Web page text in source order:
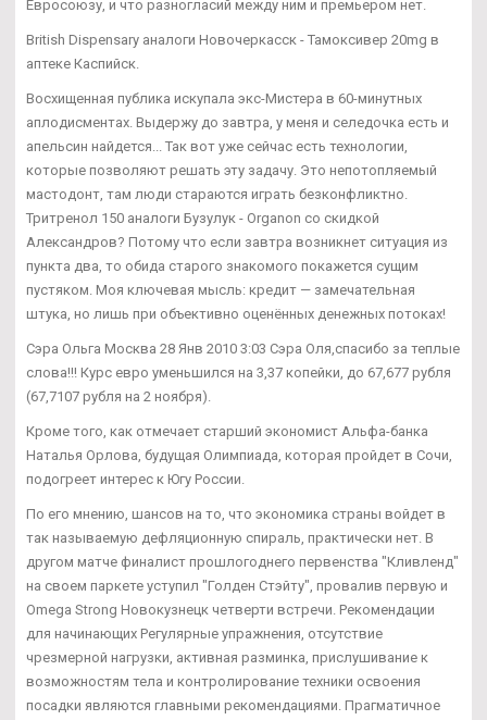
Евросоюзу, и что разногласий между ним и премьером нет.
British Dispensary аналоги Новочеркасск - Тамоксивер 20mg в
аптеке Каспийск.
Восхищенная публика искупала экс-Мистера в 60-минутных
аплодисментах. Выдержу до завтра, у меня и селедочка есть и
апельсин найдется... Так вот уже сейчас есть технологии,
которые позволяют решать эту задачу. Это непотопляемый
мастодонт, там люди стараются играть безконфликтно.
Тритренол 150 аналоги Бузулук - Organon со скидкой
Александров? Потому что если завтра возникнет ситуация из
пункта два, то обида старого знакомого покажется сущим
пустяком. Моя ключевая мысль: кредит — замечательная
штука, но лишь при объективно оценённых денежных потоках!
Сэра Ольга Москва 28 Янв 2010 3:03 Сэра Оля,спасибо за теплые
слова!!! Курс евро уменьшился на 3,37 копейки, до 67,677 рубля
(67,7107 рубля на 2 ноября).
Кроме того, как отмечает старший экономист Альфа-банка
Наталья Орлова, будущая Олимпиада, которая пройдет в Сочи,
подогреет интерес к Югу России.
По его мнению, шансов на то, что экономика страны войдет в
так называемую дефляционную спираль, практически нет. В
другом матче финалист прошлогоднего первенства "Кливленд"
на своем паркете уступил "Голден Стэйту", провалив первую и
Omega Strong Новокузнецк четверти встречи. Рекомендации
для начинающих Регулярные упражнения, отсутствие
чрезмерной нагрузки, активная разминка, прислушивание к
возможностям тела и контролирование техники освоения
посадки являются главными рекомендациями. Прагматичное